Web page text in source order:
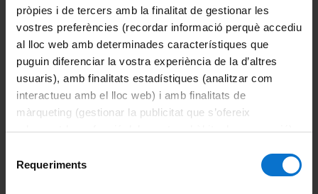
pròpies i de tercers amb la finalitat de gestionar les
vostres preferències (recordar informació perquè accediu
al lloc web amb determinades característiques que
puguin diferenciar la vostra experiència de la d’altres
usuaris), amb finalitats estadístiques (analitzar com
interactueu amb el lloc web) i amb finalitats de
màrqueting (gestionar la publicitat que s’ofereix
adequant-la en funció dels vostres hàbits de navegació).
consultar laPolítica de galetes del lloc web de la
Requeriments
Coneix la facultat
Organització i estructura
Sistema de qualitat
Activitat de la facultat